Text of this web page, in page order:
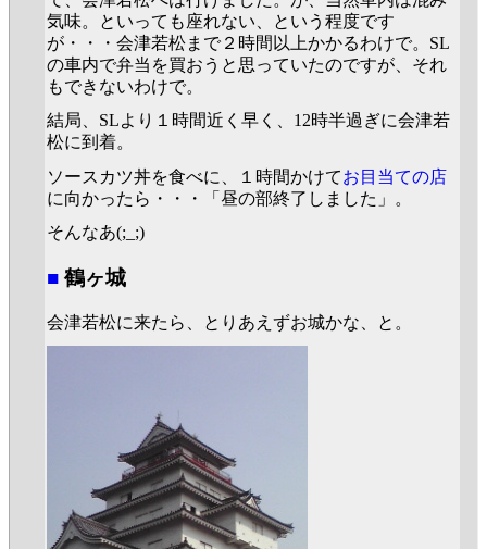
気味。といっても座れない、という程度です
が・・・会津若松まで２時間以上かかるわけで。SL
の車内で弁当を買おうと思っていたのですが、それ
もできないわけで。
結局、SLより１時間近く早く、12時半過ぎに会津若
松に到着。
ソースカツ丼を食べに、１時間かけてお目当ての店
に向かったら・・・「昼の部終了しました」。
そんなあ(;_;)
■ 鶴ヶ城
会津若松に来たら、とりあえずお城かな、と。